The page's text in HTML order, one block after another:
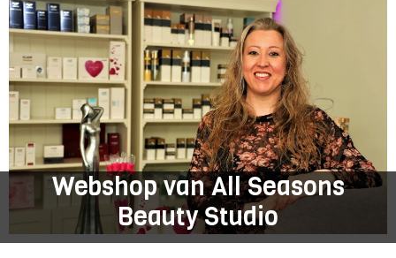
Webshop van All Seasons
Beauty Studio